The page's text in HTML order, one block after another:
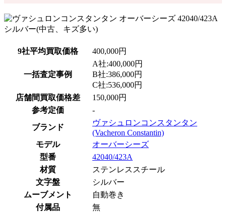
9社平均買取価格 400,000円
一括査定事例
A社:400,000円
B社:386,000円
C社:536,000円
店舗間買取価格差
150,000円
参考定価
-
ブランド
ヴァシュロンコンスタンタン
(Vacheron Constantin)
モデル
オーバーシーズ
型番
42040/423A
材質
ステンレススチール
文字盤
シルバー
ムーブメント
自動巻き
付属品
無